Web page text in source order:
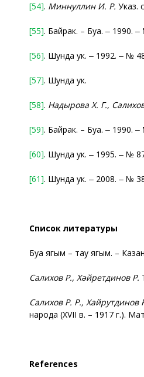
[54]. Миннуллин И. Р. Указ.
[55]. Байрак. – Буа. ‒ 1990.
[56]. Шунда ук. ‒ 1992. ‒ №
[57]. Шунда ук.
[58]. Надырова Х. Г.,
[59]. Байрак. – Буа. ‒ 1990.
[60]. Шунда ук. ‒ 1995. ‒ №
[61]. Шунда ук. ‒ 2008. ‒ №
Список литературы
Буа ягым – тау ягым. –
Салихов Р., Хәйретдинов Р.
Салихов Р. Р., Хайрутдинов
народа (XVII в. – 1917 г.).
References